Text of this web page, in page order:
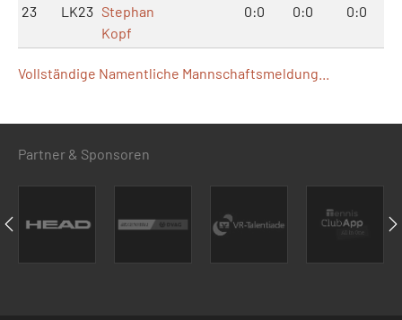
23 LK23 Stephan
Kopf
0:0 0:0 0:0
Vollständige Namentliche Mannschaftsmeldung...
Partner & Sponsoren